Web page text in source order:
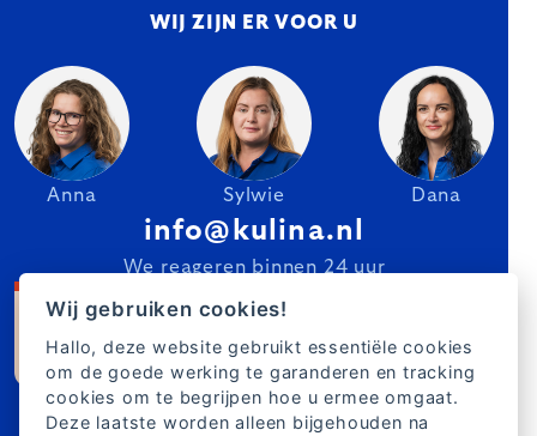
WIJ ZIJN ER VOOR U
Anna Sylwie Dana
info@kulina.nl
We reageren binnen 24 uur
Wij gebruiken cookies!
Hallo, deze website gebruikt essentiële cookies
om de goede werking te garanderen en tracking
cookies om te begrijpen hoe u ermee omgaat.
Deze laatste worden alleen bijgehouden na